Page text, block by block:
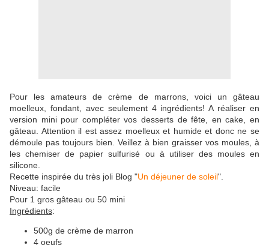
Pour les amateurs de crème de marrons,
voici un gâteau
moelleux, fondant, avec seulement 4 ingrédients! A réaliser en
version mini pour compléter vos desserts de fête, en cake, en
gâteau. Attention il est assez moelleux et humide et donc ne se
démoule pas toujours bien. Veillez à bien graisser vos moules, à
les chemiser de papier sulfurisé ou à utiliser des moules en
silicone.
Recette inspirée du très joli Blog "Un déjeuner de soleil".
Niveau: facile
Pour 1 gros gâteau ou 50 mini
Ingrédients:
500g de crème de marron
4 oeufs